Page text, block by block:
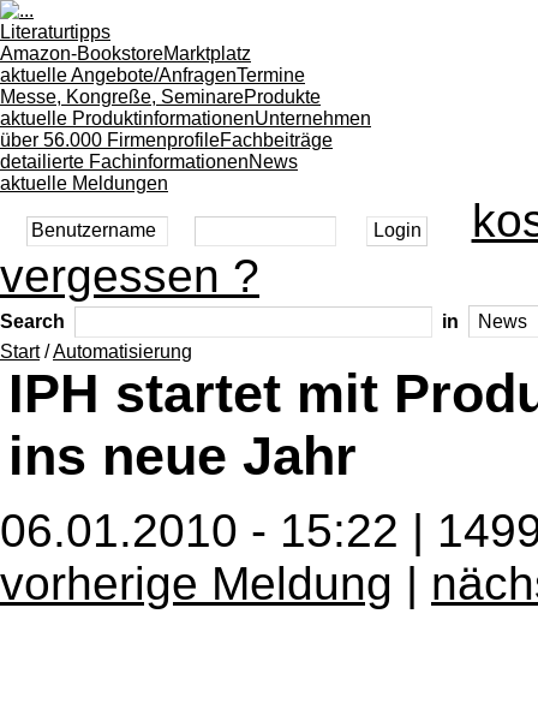
Literaturtipps
Amazon-BookstoreMarktplatz
aktuelle Angebote/AnfragenTermine
Messe, Kongreße, SeminareProdukte
aktuelle ProduktinformationenUnternehmen
über 56.000 FirmenprofileFachbeiträge
detailierte FachinformationenNews
aktuelle Meldungen
vergessen ?
Search
in
Start/Automatisierung
IPH startet mit
ins neue Jahr
06.01.2010 - 15:22 |
vorherige Meldung |